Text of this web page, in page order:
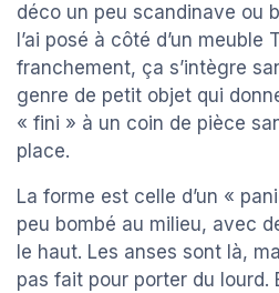
déco un peu scandinave ou
l’ai posé à côté d’un
franchement, ça s’intègre
genre de petit objet qui
« fini » à un coin de pièce
place.
La forme est celle d’un «
peu bombé au milieu, avec
le haut. Les anses sont là,
pas fait pour porter du lourd.